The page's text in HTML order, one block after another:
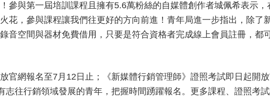
參與第一屆培訓課程且擁有5.6萬粉絲的自媒體創作者城佩希表示
花，參與課程讓我們往更好的方向前進！青年局進一步指出，除
音空間與器材免費借用，只要是符合資格者完成線上會員註冊，都
官網報名至7月12日止；《新媒體行銷管理師》證照考試即日起開
志往行銷領域發展的青年，把握時間踴躍報名。更多課程、證照考